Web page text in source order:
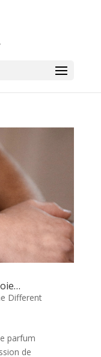
Different
parfum
de